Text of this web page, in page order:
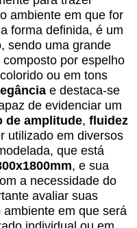
ambiente em que for
forma definida, é um
sendo uma grande
por espelho
ou em tons
e destaca-se
de evidenciar um
de amplitude, fluidez
utilizado em diversos
que está
, e sua
a necessidade do
avaliar suas
em que será